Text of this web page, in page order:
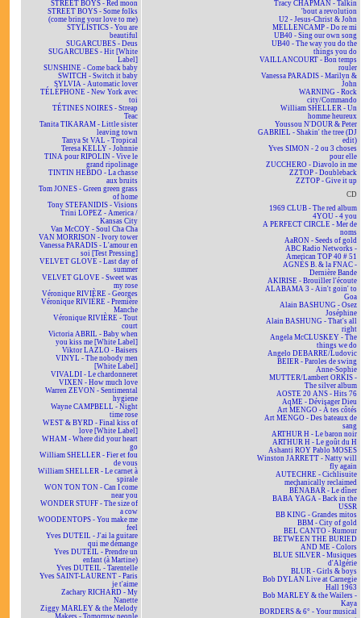
STREET BOYS - Red moon
STREET BOYS - Some folks
(come bring your love to me)
STYLISTICS - You are
beautiful
SUGARCUBES - Deus
SUGARCUBES - Hit [White
Label]
SUNSHINE - Come back baby
SWITCH - Switch it baby
SYLVIA - Automatic lover
TÉLÉPHONE - New York avec
toi
TÉTINES NOIRES - Streap
Teac
Tanita TIKARAM - Little sister
leaving town
Tanya St VAL - Tropical
Teresa KELLY - Johnnie
TINA pour RIPOLIN - Vive le
grand ripolinage
TINTIN HEBDO - La chasse
aux bruits
Tom JONES - Green green grass
of home
Tony STEFANIDIS - Visions
Trini LOPEZ - America /
Kansas City
Van McCOY - Soul Cha Cha
VAN MORRISON - Ivory tower
Vanessa PARADIS - L'amour en
soi [Test Pressing]
VELVET GLOVE - Last day of
summer
VELVET GLOVE - Sweet was
my rose
Véronique RIVIÈRE - Georges
Véronique RIVIÈRE - Première
Manche
Véronique RIVIÈRE - Tout
court
Victoria ABRIL - Baby when
you kiss me [White Label]
Viktor LAZLO - Baisers
VINYL - The nobody men
[White Label]
VIVALDI - Le chardonneret
VIXEN - How much love
Warren ZEVON - Sentimental
hygiene
Wayne CAMPBELL - Night
time rose
WEST & BYRD - Final kiss of
love [White Label]
WHAM - Where did your heart
go
William SHELLER - Fier et fou
de vous
William SHELLER - Le carnet à
spirale
WON TON TON - Can I come
near you
WONDER STUFF - The size of
a cow
WOODENTOPS - You make me
feel
Yves DUTEIL - J'ai la guitare
qui me démange
Yves DUTEIL - Prendre un
enfant (à Martine)
Yves DUTEIL - Tarentelle
Yves SAINT-LAURENT - Paris
je t'aime
Zachary RICHARD - My
Nanette
Ziggy MARLEY & the Melody
Makers - Tomorrow people
Tracy CHAPMAN - Talkin
'bout a revolution
U2 - Jesus-Christ & John
MELLENCAMP - Do re mi
UB40 - Sing our own song
UB40 - The way you do the
things you do
VAILLANCOURT - Bon temps
rouler
Vanessa PARADIS - Marilyn &
John
WARNING - Rock
city/Commando
William SHELLER - Un
homme heureux
Youssou N'DOUR & Peter
GABRIEL - Shakin' the tree (DJ
edit)
Yves SIMON - 2 ou 3 choses
pour elle
ZUCCHERO - Diavolo in me
ZZTOP - Doubleback
ZZTOP - Give it up
CD
1969 CLUB - The red album
4YOU - 4 you
A PERFECT CIRCLE - Mer de
noms
AaRON - Seeds of gold
ABC Radio Networks -
American TOP 40 # 51
AGNÈS B. & la FNAC -
Dernière Bande
AKIRISE - Brouiller l'écoute
ALABAMA 3 - Ain't goin' to
Goa
Alain BASHUNG - Osez
Joséphine
Alain BASHUNG - That's all
right
Angela McCLUSKEY - The
things we do
Angelo DEBARRE/Ludovic
BEIER - Paroles de swing
Anne-Sophie
MUTTER/Lambert ORKIS -
The silver album
AOSTE 20 ANS - Hits 76
AqME - Dévisager Dieu
Art MENGO - À tes côtés
Art MENGO - Des bateaux de
sang
ARTHUR H - Le baron noir
ARTHUR H - Le goût du H
Ashanti ROY Pablo MOSES
Winston JARRETT - Natty will
fly again
AUTECHRE - Cichlisuite
mechanically reclaimed
BÉNABAR - Le dîner
BABA YAGA - Back in the
USSR
BB KING - Grandes mitos
BBM - City of gold
BEL CANTO - Rumour
BETWEEN THE BURIED
AND ME - Colors
BLUE SILVER - Musiques
d'Algérie
BLUR - Girls & boys
Bob DYLAN Live at Carnegie
Hall 1963
Bob MARLEY & the Wailers -
Kaya
BORDERS & 6° - Your musical